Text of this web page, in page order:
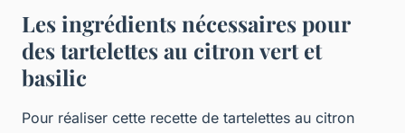
Les ingrédients nécessaires pour
des tartelettes au citron vert et
basilic
Pour réaliser cette recette de tartelettes au citron